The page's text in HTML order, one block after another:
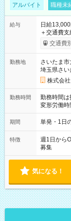
アルバイト 職種未
給与
日給
＋交通費支給 ★交通費全額支給！ ┗案件により規定
いOK！（
ンビニATMか
交通費
勤務地
さいたま市
埼玉県さい
株式会
勤務時間
勤務時間は
変形労働時間制
～21：00
期間 単発・1日
特徴
週1日から
募集
気になる！